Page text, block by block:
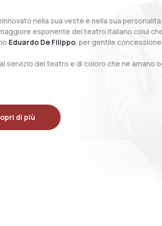
nella sua veste e nella sua personalità
esponente del teatro italiano colui
Eduardo De Filippo, per gentile
servizio del teatro e di coloro che ne amano
di più